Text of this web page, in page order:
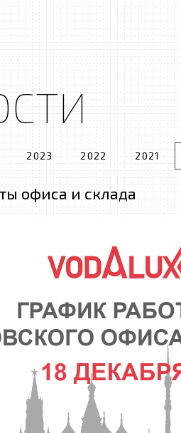
2023 2022 2021
офиса и склада